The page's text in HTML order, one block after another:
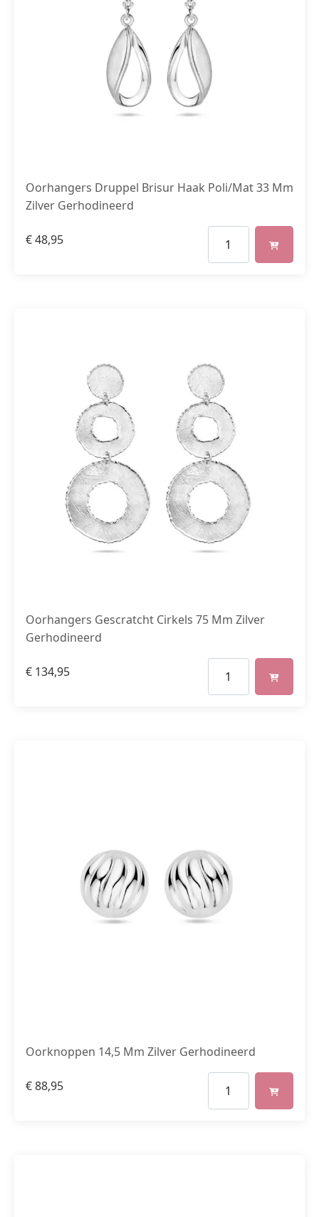
Oorhangers Druppel Brisur Haak Poli/Mat 33 Mm
Zilver Gerhodineerd
€48,95
Oorhangers Gescratcht Cirkels 75 Mm Zilver
Gerhodineerd
€ 134,95
Oorknoppen 14,5 Mm Zilver Gerhodineerd
€88,95